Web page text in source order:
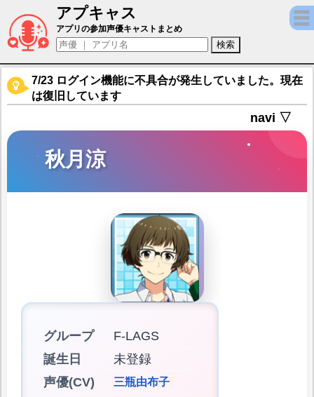
アプキャス
秋月涼（声優：三瓶由布子)【アイドルマス
アプリの参加声優キャストまとめ
7/23 ログイン機能に不具合が発生していました。現在
は復旧しています
navi ▽
秋月涼
グループ
F-LAGS
誕生日
未登録
声優(CV)
三瓶由布子